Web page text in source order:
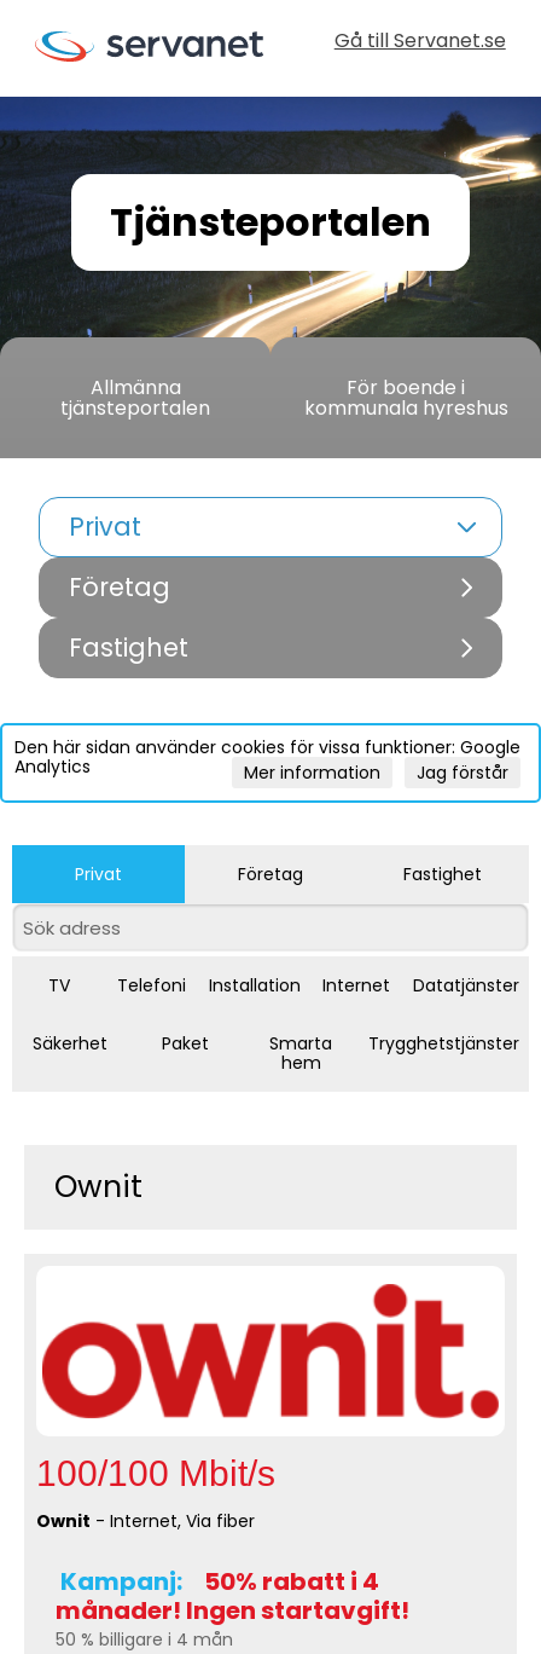
Gå till Servanet.se
Tjänsteportalen
Allmänna
tjänsteportalen
För boende i
kommunala hyreshus
Privat
Företag
Fastighet
Den här sidan använder cookies för vissa funktioner: Google
Analytics
Jag förstår
Mer information
Privat Företag Fastighet
TV Telefoni Installation Internet Datatjänster
Säkerhet Paket
Smarta
hem
Trygghetstjänster
Ownit
100/100 Mbit/s
Ownit - Internet, Via fiber
Kampanj:
50% rabatt i 4
månader! Ingen startavgift!
50 % billigare i 4 mån